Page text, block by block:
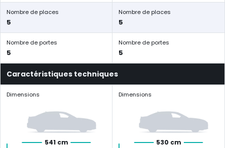
Nombre de places
5
Nombre de places
5
Nombre de portes
5
Nombre de portes
5
Caractéristiques techniques
Dimensions
541 cm
Dimensions
530 cm